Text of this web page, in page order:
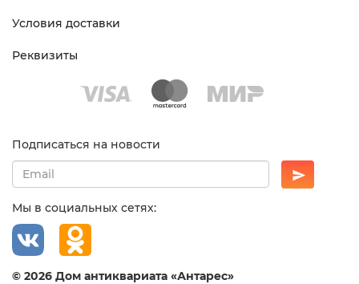
Условия доставки
Реквизиты
Подписаться на новости
Мы в социальных сетях:
© 2026 Дом антиквариата «Антарес»